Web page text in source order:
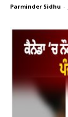
Parminder Sidhu -